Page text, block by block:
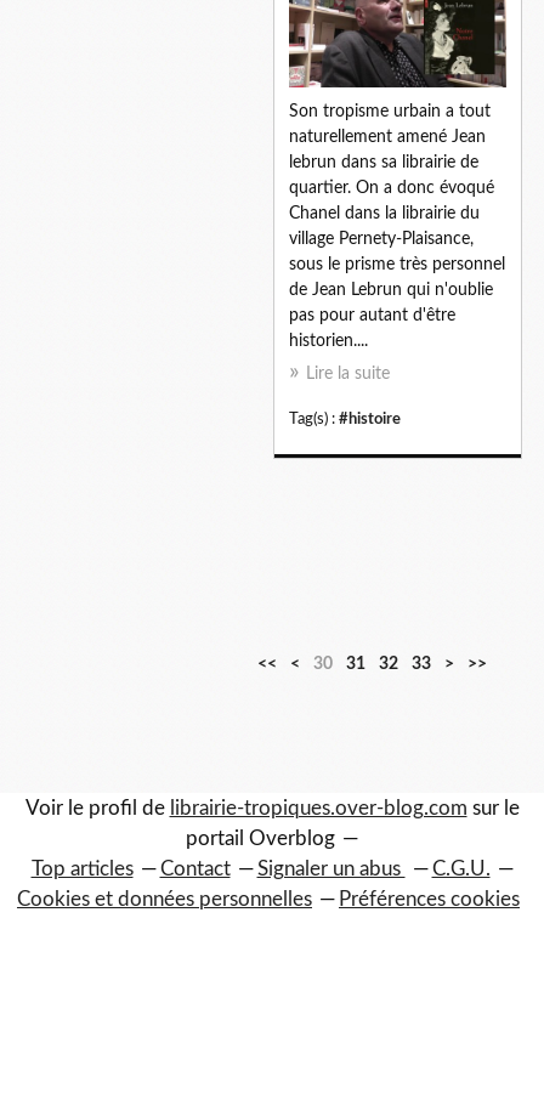
Son tropisme urbain a tout
naturellement amené Jean
lebrun dans sa librairie de
quartier. On a donc évoqué
Chanel dans la librairie du
village Pernety-Plaisance,
sous le prisme très personnel
de Jean Lebrun qui n'oublie
pas pour autant d'être
historien....
Lire la suite
Tag(s) : #histoire
<< <
1
2
30 31 32 33 > >>
Voir le profil de librairie-tropiques.over-blog.com sur le
portail Overblog
Top articles
Contact Signaler un abus
C.G.U.
Cookies et données personnelles
Préférences cookies